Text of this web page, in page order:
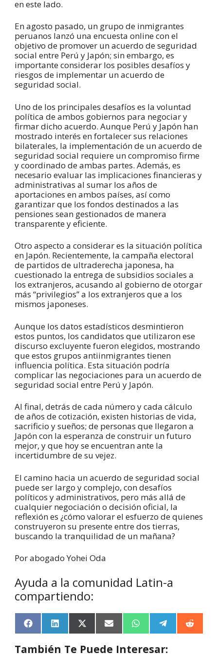
en este lado.
En agosto pasado, un grupo de inmigrantes
peruanos lanzó una encuesta online con el
objetivo de promover un acuerdo de seguridad
social entre Perú y Japón; sin embargo, es
importante considerar los posibles desafíos y
riesgos de implementar un acuerdo de
seguridad social.
Uno de los principales desafíos es la voluntad
política de ambos gobiernos para negociar y
firmar dicho acuerdo. Aunque Perú y Japón han
mostrado interés en fortalecer sus relaciones
bilaterales, la implementación de un acuerdo de
seguridad social requiere un compromiso firme
y coordinado de ambas partes. Además, es
necesario evaluar las implicaciones financieras y
administrativas al sumar los años de
aportaciones en ambos países, así como
garantizar que los fondos destinados a las
pensiones sean gestionados de manera
transparente y eficiente.
Otro aspecto a considerar es la situación política
en Japón. Recientemente, la campaña electoral
de partidos de ultraderecha japonesa, ha
cuestionado la entrega de subsidios sociales a
los extranjeros, acusando al gobierno de otorgar
más “privilegios” a los extranjeros que a los
mismos japoneses.
Aunque los datos estadísticos desmintieron
estos puntos, los candidatos que utilizaron ese
discurso excluyente fueron elegidos, mostrando
que estos grupos antiinmigrantes tienen
influencia política. Esta situación podría
complicar las negociaciones para un acuerdo de
seguridad social entre Perú y Japón.
Al final, detrás de cada número y cada cálculo
de años de cotización, existen historias de vida,
sacrificio y sueños; de personas que llegaron a
Japón con la esperanza de construir un futuro
mejor, y que hoy se encuentran ante la
incertidumbre de su vejez.
El camino hacia un acuerdo de seguridad social
puede ser largo y complejo, con desafíos
políticos y administrativos, pero más allá de
cualquier negociación o decisión oficial, la
reflexión es ¿cómo valorar el esfuerzo de quienes
construyeron su presente entre dos tierras,
buscando la tranquilidad de un mañana?
Por abogado Yohei Oda
Ayuda a la comunidad Latin-a
compartiendo:
F
a
L
i
X
(
E
m
a
W
h e
R
e
También Te Puede Interesar: